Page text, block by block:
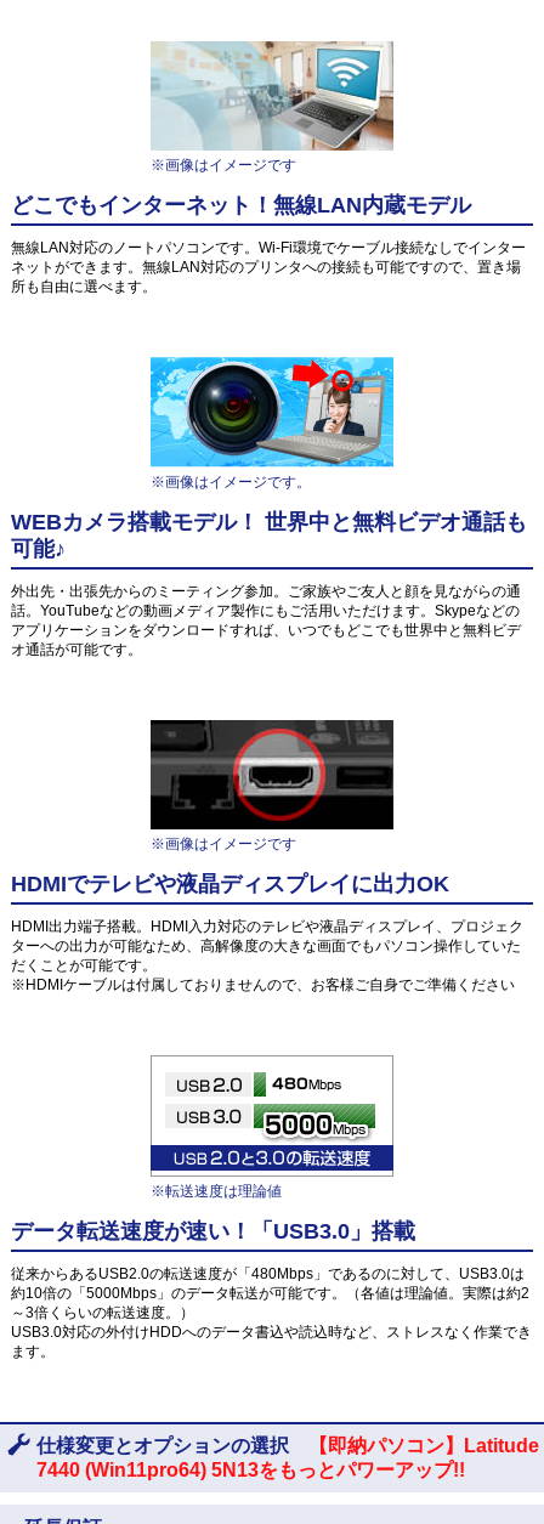
※画像はイメージです
どこでもインターネット！無線LAN内蔵モデル
無線LAN対応のノートパソコンです。Wi-Fi環境でケーブル接続なしでインター
ネットができます。無線LAN対応のプリンタへの接続も可能ですので、置き場
所も自由に選べます。
※画像はイメージです。
WEBカメラ搭載モデル！ 世界中と無料ビデオ通話も
可能♪
外出先・出張先からのミーティング参加。ご家族やご友人と顔を見ながらの通
話。YouTubeなどの動画メディア製作にもご活用いただけます。Skypeなどの
アプリケーションをダウンロードすれば、いつでもどこでも世界中と無料ビデ
オ通話が可能です。
※画像はイメージです
HDMIでテレビや液晶ディスプレイに出力OK
HDMI出力端子搭載。HDMI入力対応のテレビや液晶ディスプレイ、プロジェク
ターへの出力が可能なため、高解像度の大きな画面でもパソコン操作していた
だくことが可能です。
※HDMIケーブルは付属しておりませんので、お客様ご自身でご準備ください
※転送速度は理論値
データ転送速度が速い！「USB3.0」搭載
従来からあるUSB2.0の転送速度が「480Mbps」であるのに対して、USB3.0は
約10倍の「5000Mbps」のデータ転送が可能です。（各値は理論値。実際は約2
～3倍くらいの転送速度。）
USB3.0対応の外付けHDDへのデータ書込や読込時など、ストレスなく作業でき
ます。
仕様変更とオプションの選択
【即納パソコン】Latitude
7440 (Win11pro64) 5N13をもっとパワーアップ!!